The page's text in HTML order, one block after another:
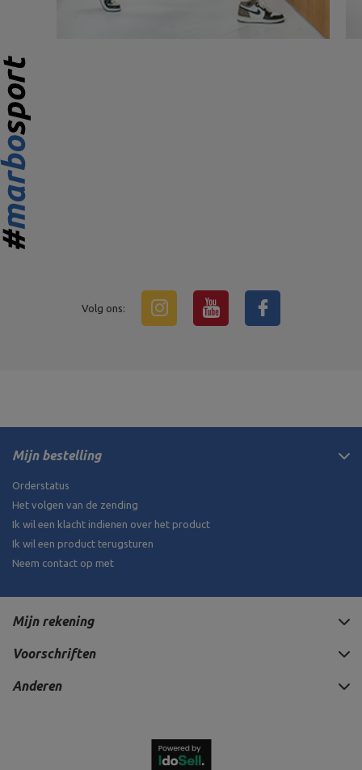
Volg ons:
Mijn bestelling
Orderstatus
Het volgen van de zending
Ik wil een klacht indienen over het product
Ik wil een product terugsturen
Neem contact op met
Mijn rekening
Voorschriften
Anderen